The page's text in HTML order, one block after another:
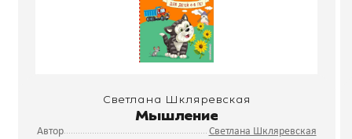
Светлана Шкляревская
Мышление
Автор
Светлана Шкляревская